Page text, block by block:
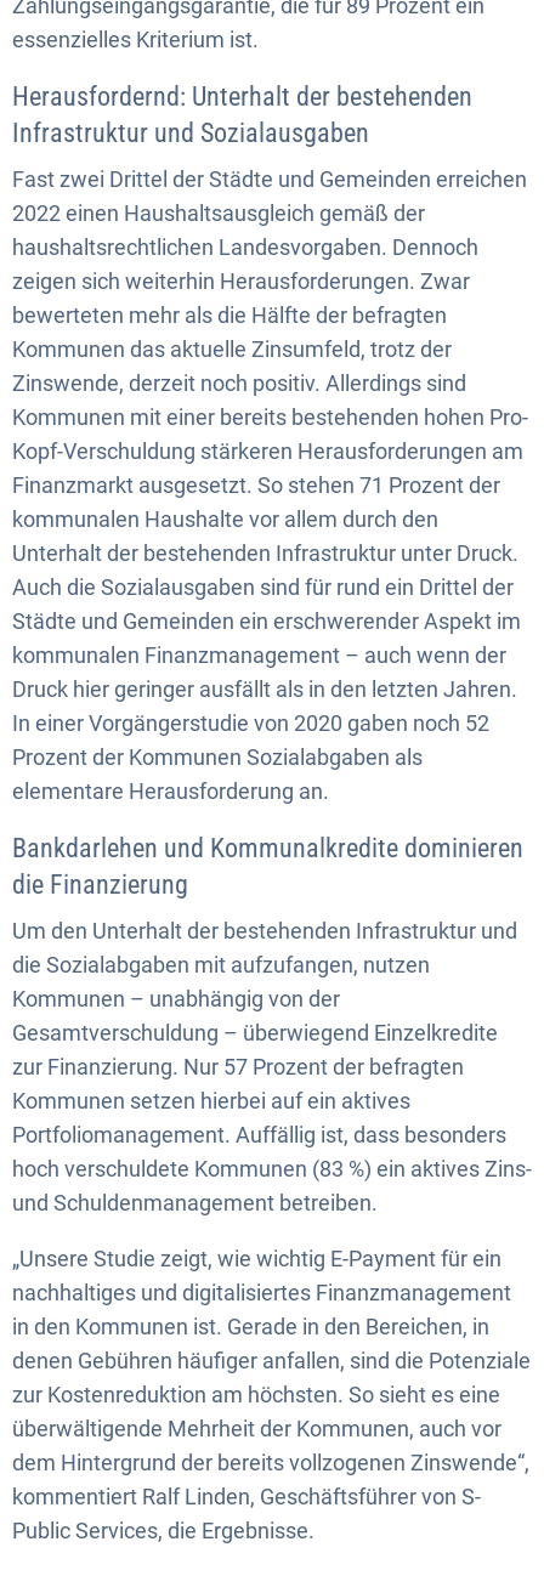
essenzielles Kriterium ist.
Herausfordernd: Unterhalt der bestehenden
Infrastruktur und Sozialausgaben
Fast zwei Drittel der Städte und Gemeinden erreichen
2022 einen Haushaltsausgleich gemäß der
haushaltsrechtlichen Landesvorgaben. Dennoch
zeigen sich weiterhin Herausforderungen. Zwar
bewerteten mehr als die Hälfte der befragten
Kommunen das aktuelle Zinsumfeld, trotz der
Zinswende, derzeit noch positiv. Allerdings sind
Kommunen mit einer bereits bestehenden hohen Pro-
Kopf-Verschuldung stärkeren Herausforderungen am
Finanzmarkt ausgesetzt. So stehen 71 Prozent der
kommunalen Haushalte vor allem durch den
Unterhalt der bestehenden Infrastruktur unter Druck.
Auch die Sozialausgaben sind für rund ein Drittel der
Städte und Gemeinden ein erschwerender Aspekt im
kommunalen Finanzmanagement – auch wenn der
Druck hier geringer ausfällt als in den letzten Jahren.
In einer Vorgängerstudie von 2020 gaben noch 52
Prozent der Kommunen Sozialabgaben als
elementare Herausforderung an.
Bankdarlehen und Kommunalkredite dominieren
die Finanzierung
Um den Unterhalt der bestehenden Infrastruktur und
die Sozialabgaben mit aufzufangen, nutzen
Kommunen – unabhängig von der
Gesamtverschuldung – überwiegend Einzelkredite
zur Finanzierung. Nur 57 Prozent der befragten
Kommunen setzen hierbei auf ein aktives
Portfoliomanagement. Auffällig ist, dass besonders
hoch verschuldete Kommunen (83 %) ein aktives Zins-
und Schuldenmanagement betreiben.
„Unsere Studie zeigt, wie wichtig E-Payment für ein
nachhaltiges und digitalisiertes Finanzmanagement
in den Kommunen ist. Gerade in den Bereichen, in
denen Gebühren häufiger anfallen, sind die Potenziale
zur Kostenreduktion am höchsten. So sieht es eine
überwältigende Mehrheit der Kommunen, auch vor
dem Hintergrund der bereits vollzogenen Zinswende“,
kommentiert Ralf Linden, Geschäftsführer von S-
Public Services, die Ergebnisse.